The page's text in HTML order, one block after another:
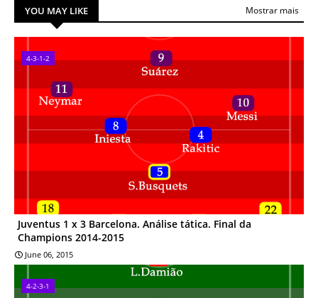
YOU MAY LIKE Mostrar mais
4-3-1-2
Juventus 1 x 3 Barcelona. Análise tática. Final da
Champions 2014-2015
June 06, 2015
4-2-3-1